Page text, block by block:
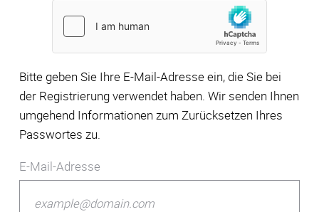
Bitte geben Sie Ihre E-Mail-Adresse ein, die Sie bei
der Registrierung verwendet haben. Wir senden Ihnen
umgehend Informationen zum Zurücksetzen Ihres
Passwortes zu.
E-Mail-Adresse